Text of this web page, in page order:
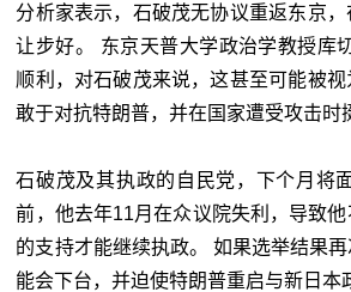
分析家表示，石破茂无协议重返东京
让步好。 东京天普大学政治学教授库
顺利，对石破茂来说，这甚至可能被
敢于对抗特朗普，并在国家遭受攻击时
石破茂及其执政的自民党，下个月将
前，他去年11月在众议院失利，导致
的支持才能继续执政。 如果选举结果
能会下台，并迫使特朗普重启与新日本